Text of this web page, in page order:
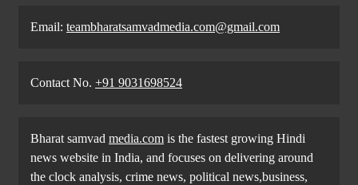
Email: teambharatsamvadmedia.com@gmail.com
Contact No. ‪ +91 9031698524
Bharat samvad media.com is the fastest growing Hindi
news website in India, and focuses on delivering around
the clock analysis, crime news, political news,business,